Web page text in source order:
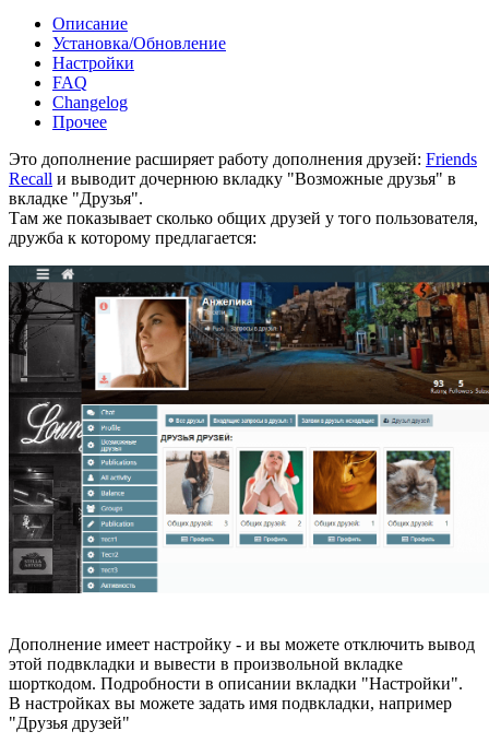
Описание
Установка/Обновление
Настройки
FAQ
Changelog
Прочее
Это дополнение расширяет работу дополнения друзей: Friends
Recall и выводит дочернюю вкладку "Возможные друзья" в
вкладке "Друзья".
Там же показывает сколько общих друзей у того пользователя,
дружба к которому предлагается:
Дополнение имеет настройку - и вы можете отключить вывод
этой подвкладки и вывести в произвольной вкладке
шорткодом. Подробности в описании вкладки "Настройки".
В настройках вы можете задать имя подвкладки, например
"Друзья друзей"